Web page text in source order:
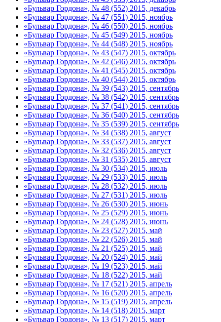
«Бульвар Гордона», № 48 (552) 2015, декабрь
«Бульвар Гордона», № 47 (551) 2015, ноябрь
«Бульвар Гордона», № 46 (550) 2015, ноябрь
«Бульвар Гордона», № 45 (549) 2015, ноябрь
«Бульвар Гордона», № 44 (548) 2015, ноябрь
«Бульвар Гордона», № 43 (547) 2015, октябрь
«Бульвар Гордона», № 42 (546) 2015, октябрь
«Бульвар Гордона», № 41 (545) 2015, октябрь
«Бульвар Гордона», № 40 (544) 2015, октябрь
«Бульвар Гордона», № 39 (543) 2015, сентябрь
«Бульвар Гордона», № 38 (542) 2015, сентябрь
«Бульвар Гордона», № 37 (541) 2015, сентябрь
«Бульвар Гордона», № 36 (540) 2015, сентябрь
«Бульвар Гордона», № 35 (539) 2015, сентябрь
«Бульвар Гордона», № 34 (538) 2015, август
«Бульвар Гордона», № 33 (537) 2015, август
«Бульвар Гордона», № 32 (536) 2015, август
«Бульвар Гордона», № 31 (535) 2015, август
«Бульвар Гордона», № 30 (534) 2015, июль
«Бульвар Гордона», № 29 (533) 2015, июль
«Бульвар Гордона», № 28 (532) 2015, июль
«Бульвар Гордона», № 27 (531) 2015, июль
«Бульвар Гордона», № 26 (530) 2015, июнь
«Бульвар Гордона», № 25 (529) 2015, июнь
«Бульвар Гордона», № 24 (528) 2015, июнь
«Бульвар Гордона», № 23 (527) 2015, май
«Бульвар Гордона», № 22 (526) 2015, май
«Бульвар Гордона», № 21 (525) 2015, май
«Бульвар Гордона», № 20 (524) 2015, май
«Бульвар Гордона», № 19 (523) 2015, май
«Бульвар Гордона», № 18 (522) 2015, май
«Бульвар Гордона», № 17 (521) 2015, апрель
«Бульвар Гордона», № 16 (520) 2015, апрель
«Бульвар Гордона», № 15 (519) 2015, апрель
«Бульвар Гордона», № 14 (518) 2015, март
«Бульвар Гордона», № 13 (517) 2015, март